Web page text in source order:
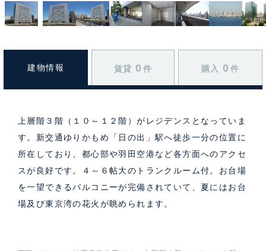
建物情報 賃貸 0 件 購入 0 件
上層階３階（１０～１２階）がレジデンスとなっていま
す。新交通ゆりかもめ「日の出」駅へ徒歩一分の位置に
所在しており、都心部や羽田空港など各方面へのアクセ
スが良好です。４～６帖大のトランクルーム付。お台場
を一望できるバルコニーが完備されていて、夏にはお台
場及び東京湾の花火が眺められます。